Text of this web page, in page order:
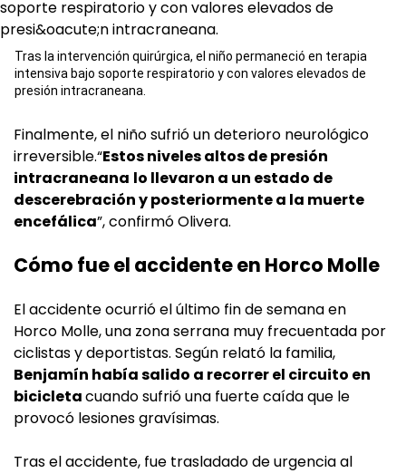
Tras la intervención quirúrgica, el niño permaneció en terapia
intensiva bajo soporte respiratorio y con valores elevados de
presión intracraneana.
Finalmente, el niño sufrió un deterioro neurológico
irreversible.“Estos niveles altos de presión
intracraneana lo llevaron a un estado de
descerebración y posteriormente a la muerte
encefálica”, confirmó Olivera.
Cómo fue el accidente en Horco Molle
El accidente ocurrió el último fin de semana en
Horco Molle, una zona serrana muy frecuentada por
ciclistas y deportistas. Según relató la familia,
Benjamín había salido a recorrer el circuito en
bicicletacuando sufrió una fuerte caída que le
provocó lesiones gravísimas.
Tras el accidente, fue trasladado de urgencia al